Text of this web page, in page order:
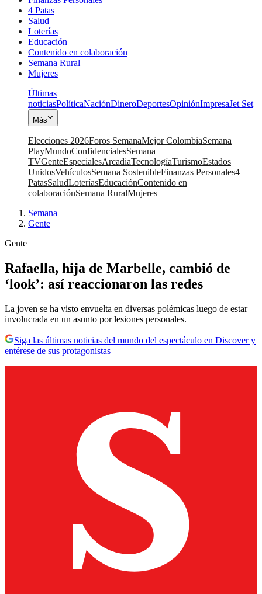
4 Patas
Salud
Loterías
Educación
Contenido en colaboración
Semana Rural
Mujeres
Últimas
noticiasPolíticaNaciónDineroDeportesOpiniónImpresaJet Set
Más
Elecciones 2026Foros SemanaMejor ColombiaSemana
PlayMundoConfidencialesSemana
TVGenteEspecialesArcadiaTecnologíaTurismoEstados
UnidosVehículosSemana SostenibleFinanzas Personales4
PatasSaludLoteríasEducaciónContenido en
colaboraciónSemana RuralMujeres
Semana|
Gente
Gente
Rafaella, hija de Marbelle, cambió de
‘look’: así reaccionaron las redes
La joven se ha visto envuelta en diversas polémicas luego de estar
involucrada en un asunto por lesiones personales.
Siga las últimas noticias del mundo del espectáculo en Discover y
entérese de sus protagonistas